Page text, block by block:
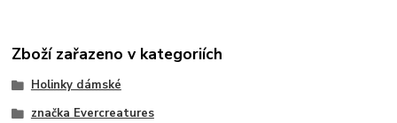
Zboží zařazeno v kategoriích
Holinky dámské
značka Evercreatures